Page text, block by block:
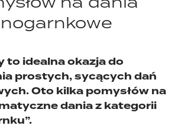
to idealna okazja do
prostych, sycących dań
Oto kilka pomysłów na
dania z kategorii